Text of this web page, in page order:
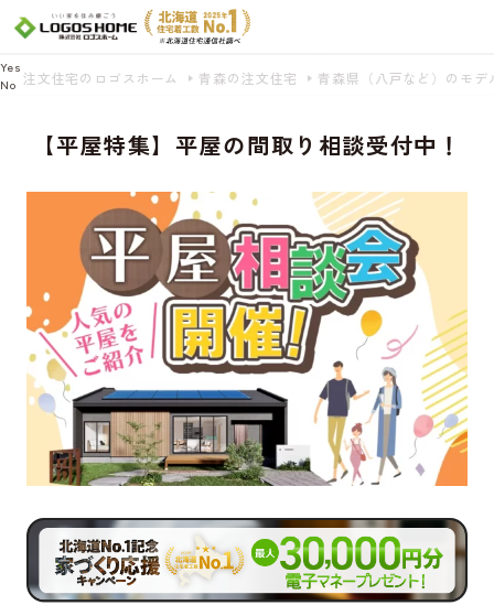
注文住宅のロゴスホーム 青森の注文住宅 青森県（八戸など）のモ
【平屋特集】平屋の間取り相談受付中！
Cookie を使用して、お客様の活動を追跡してもよろしいですか? 当社ではお客様の
プライバシーを極めて重視しています。詳細について、およびご質問がある場合
は、当社のプライバシーポリシーをご覧ください。
Yes
No